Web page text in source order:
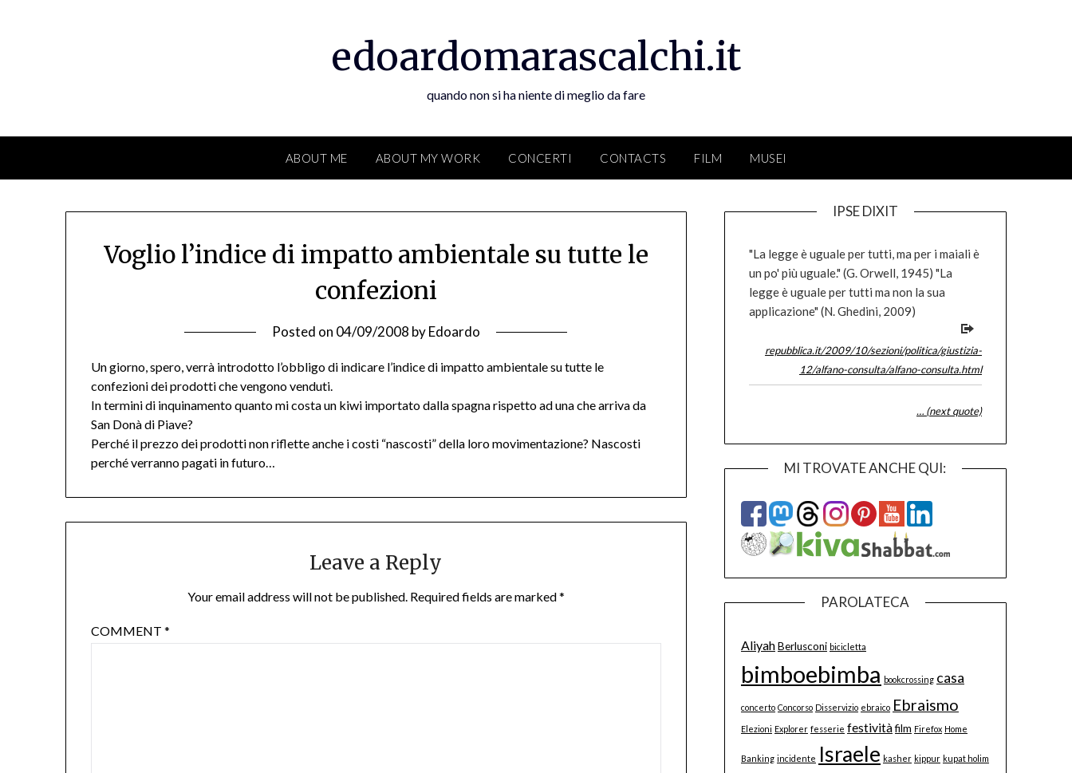
edoardomarascalchi.it
quando non si ha niente di meglio da fare
ABOUT ME ABOUT MY WORK CONCERTI CONTACTS FILM MUSEI
Voglio l’indice di impatto ambientale su tutte le
confezioni
Posted on 04/09/2008 byEdoardo
Un giorno, spero, verrà introdotto l’obbligo di indicare l’indice di impatto ambientale su tutte le
confezioni dei prodotti che vengono venduti.
In termini di inquinamento quanto mi costa un kiwi importato dalla spagna rispetto ad una che arriva da
San Donà di Piave?
Perché il prezzo dei prodotti non riflette anche i costi “nascosti” della loro movimentazione? Nascosti
perché verranno pagati in futuro…
Leave a Reply
Your email address will not be published. Required fields are marked*
COMMENT*
IPSE DIXIT
"La legge è uguale per tutti, ma per i maiali è
un po' più uguale." (G. Orwell, 1945) "La
legge è uguale per tutti ma non la sua
applicazione" (N. Ghedini, 2009)
repubblica.it/2009/10/sezioni/politica/giustizia-
12/alfano-consulta/alfano-consulta.html
… (next quote)
MI TROVATE ANCHE QUI:
PAROLATECA
AliyahBerlusconi bicicletta
bimboebimba bookcrossing casa
concerto Concorso Disservizio ebraico Ebraismo
Elezioni Explorer fesserie festivitàfilm Firefox Home
Banking incidente Israele kasher kippur kupat holim